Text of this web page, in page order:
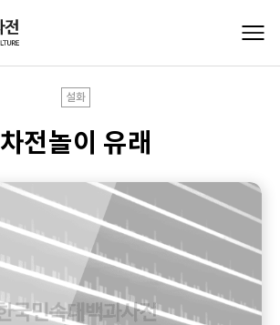
설화
차전놀이 유래